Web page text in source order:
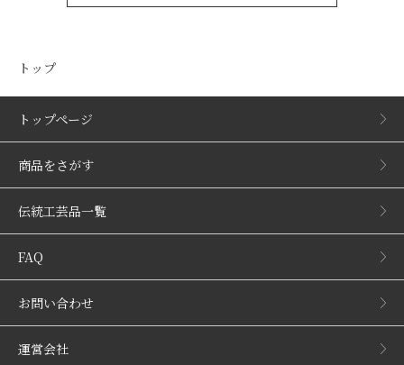
トップ
トップページ
商品をさがす
伝統工芸品一覧
FAQ
お問い合わせ
運営会社